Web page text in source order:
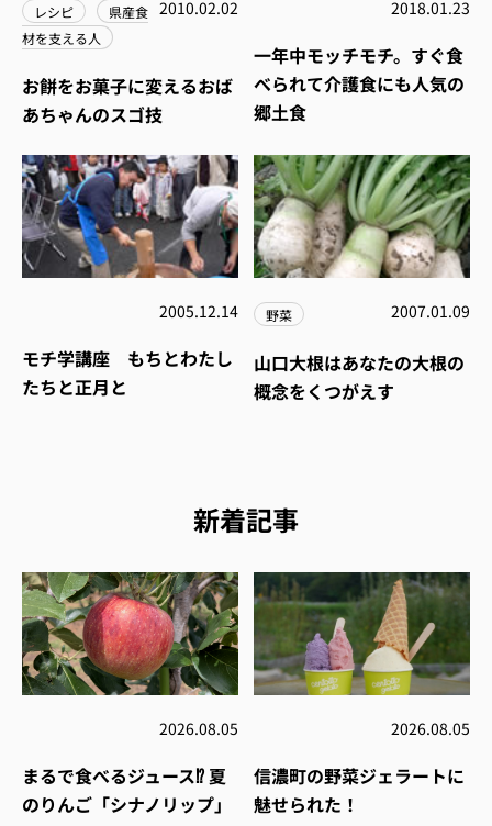
レシピ
県産食
材を支える人
2010.02.02
お餅をお菓子に変えるおば
あちゃんのスゴ技
2018.01.23
一年中モッチモチ。すぐ食
べられて介護食にも人気の
郷土食
2005.12.14
モチ学講座 もちとわたし
たちと正月と
野菜 2007.01.09
山口大根はあなたの大根の
概念をくつがえす
新着記事
2026.08.05
まるで食べるジュース⁉︎ 夏
のりんご「シナノリップ」
2026.08.05
信濃町の野菜ジェラートに
魅せられた！